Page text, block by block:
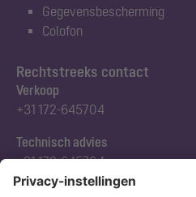
Rechtstreeks contact
Verkoop
+31 172-645704
Technisch advies
+31 172-645704
Gegevensbescherming
Colofon